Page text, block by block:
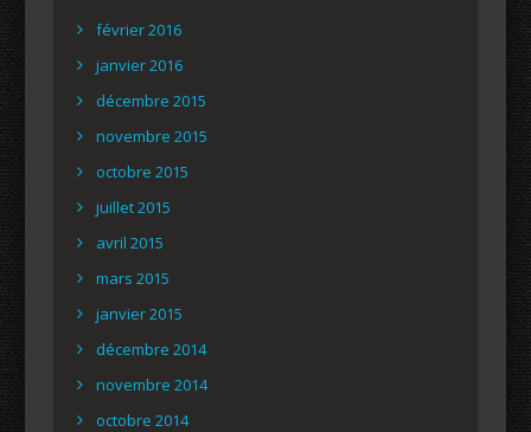
février 2016
janvier 2016
décembre 2015
novembre 2015
octobre 2015
juillet 2015
avril 2015
mars 2015
janvier 2015
décembre 2014
novembre 2014
octobre 2014